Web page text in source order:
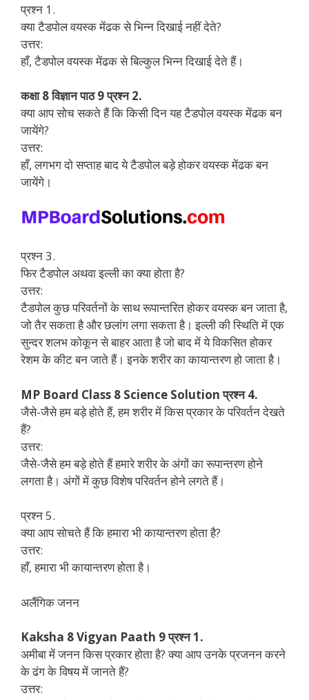
प्रश्न 1.
क्या टैडपोल वयस्क मेंढक से भिन्न दिखाई नहीं देते?
उत्तर:
हाँ, टैडपोल वयस्क मेंढक से बिल्कुल भिन्न दिखाई देते हैं।
कक्षा 8 विज्ञान पाठ 9 प्रश्न 2.
क्या आप सोच सकते हैं कि किसी दिन यह टैडपोल वयस्क मेंढक बन
जायेंगे?
उत्तर:
हाँ, लगभग दो सप्ताह बाद ये टैडपोल बड़े होकर वयस्क मेंढक बन
जायेंगे।
प्रश्न 3.
फिर टैडपोल अथवा इल्ली का क्या होता है?
उत्तर:
टैडपोल कुछ परिवर्तनों के साथ रूपान्तरित होकर वयस्क बन जाता है,
जो तैर सकता है और छलांग लगा सकता है। इल्ली की स्थिति में एक
सुन्दर शलभ कोकून से बाहर आता है जो बाद में ये विकसित होकर
रेशम के कीट बन जाते हैं। इनके शरीर का कायान्तरण हो जाता है।
MP Board Class 8 Science Solution प्रश्न 4.
जैसे-जैसे हम बड़े होते हैं, हम शरीर में किस प्रकार के परिवर्तन देखते
हैं?
उत्तर:
जैसे-जैसे हम बड़े होते हैं हमारे शरीर के अंगों का रूपान्तरण होने
लगता है। अंगों में कुछ विशेष परिवर्तन होने लगते हैं।
प्रश्न 5.
क्या आप सोचते हैं कि हमारा भी कायान्तरण होता है?
उत्तर:
हाँ, हमारा भी कायान्तरण होता है।
अलैंगिक जनन
Kaksha 8 Vigyan Paath 9 प्रश्न 1.
अमीबा में जनन किस प्रकार होता है? क्या आप उनके प्रजनन करने
के ढंग के विषय में जानते हैं?
उत्तर: